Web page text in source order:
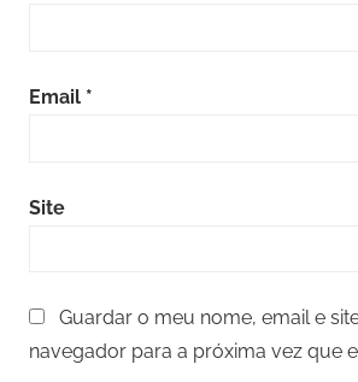
Email *
Site
Guardar o meu nome, email e
navegador para a próxima vez que